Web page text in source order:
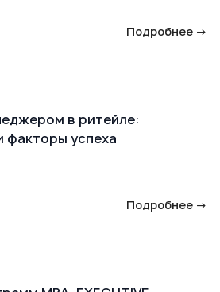
Подробнее →
в ритейле:
факторы успеха
Подробнее →